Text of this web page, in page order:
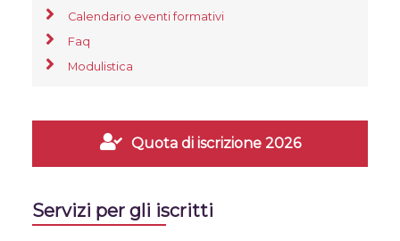
Calendario eventi formativi
Faq
Modulistica
Quota di iscrizione 2026
Servizi per gli iscritti